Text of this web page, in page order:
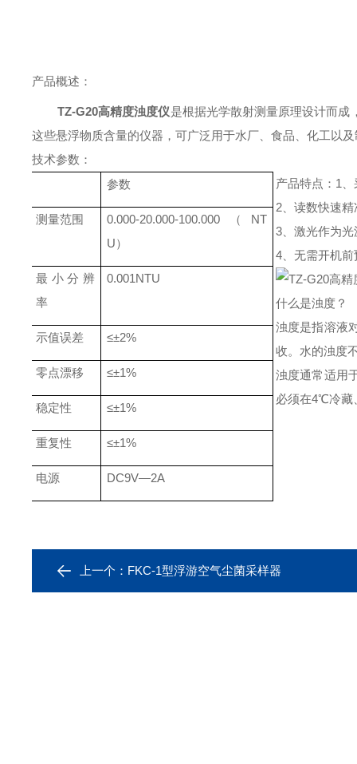
产品概述：
TZ-G20高精度浊度仪是根据光学散射测量原理设计而
这些悬浮物质含量的仪器，可广泛用于水厂、食品、化工以
技术参数：
参数
测量范围
0.000-20.000-100.000（NT
U）
最小分辨
率
0.001NTU
示值误差 ≤±2%
零点漂移 ≤±1%
稳定性 ≤±1%
重复性 ≤±1%
电源 DC9V—2A
产品特点： 1、
2、读数快速精
3、激光作为光
4、无需开机前
什么是浊度？
浊度是指溶液
收。水的浊度
浊度通常适用
必须在4℃冷藏
上一个： FKC-1型浮游空气尘菌采样器